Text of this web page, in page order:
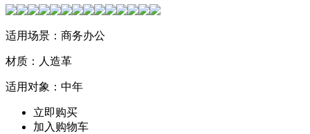
适用场景：商务办公
材质：人造革
适用对象：中年
立即购买
加入购物车